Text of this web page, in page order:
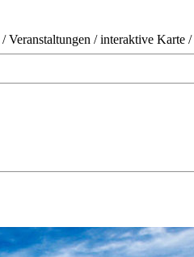
/Veranstaltungen /interaktive Karte /